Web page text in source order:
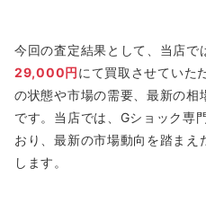
今回の査定結果として、当店で
29,000円にて買取させていた
の状態や市場の需要、最新の
です。当店では、Gショック専
おり、最新の市場動向を踏まえ
します。